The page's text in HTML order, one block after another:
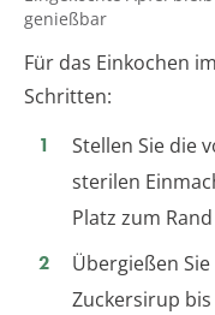
genießbar
Für das Einkochen
Schritten:
Stellen Sie die
sterilen
Platz zum
Übergießen
Zuckersirup